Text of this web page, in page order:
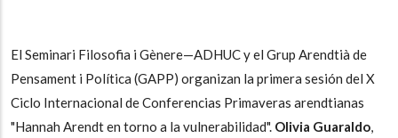
El Seminari Filosofia i Gènere—ADHUC y el Grup Arendtià de
Pensament i Política (GAPP) organizan la primera sesión del X
Ciclo Internacional de Conferencias Primaveras arendtianas
"Hannah Arendt en torno a la vulnerabilidad". Olivia Guaraldo,